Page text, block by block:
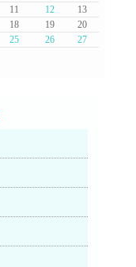
11 12
13
18 19
20
25 26
27